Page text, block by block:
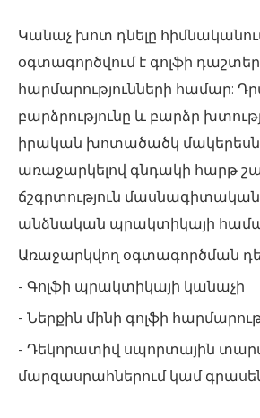
Կանաչ խոտ դնելը
օգտագործվում է գոլֆի
հարմարությունների համար:
բարձրությունը և բարձր
իրական խոտածածկ
առաջարկելով գնդակի հարթ
ճշգրտություն
անձնական պրակտիկայի
Առաջարկվող օգտագործման
- Գոլֆի պրակտիկայի կանաչի
- Ներքին մինի գոլֆի
- Դեկորատիվ սպորտային
մարզասրահներում կամ